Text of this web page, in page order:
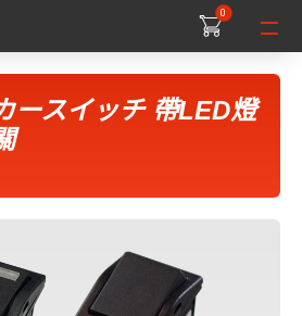
0
0
0
ースイッチ 帶LED燈